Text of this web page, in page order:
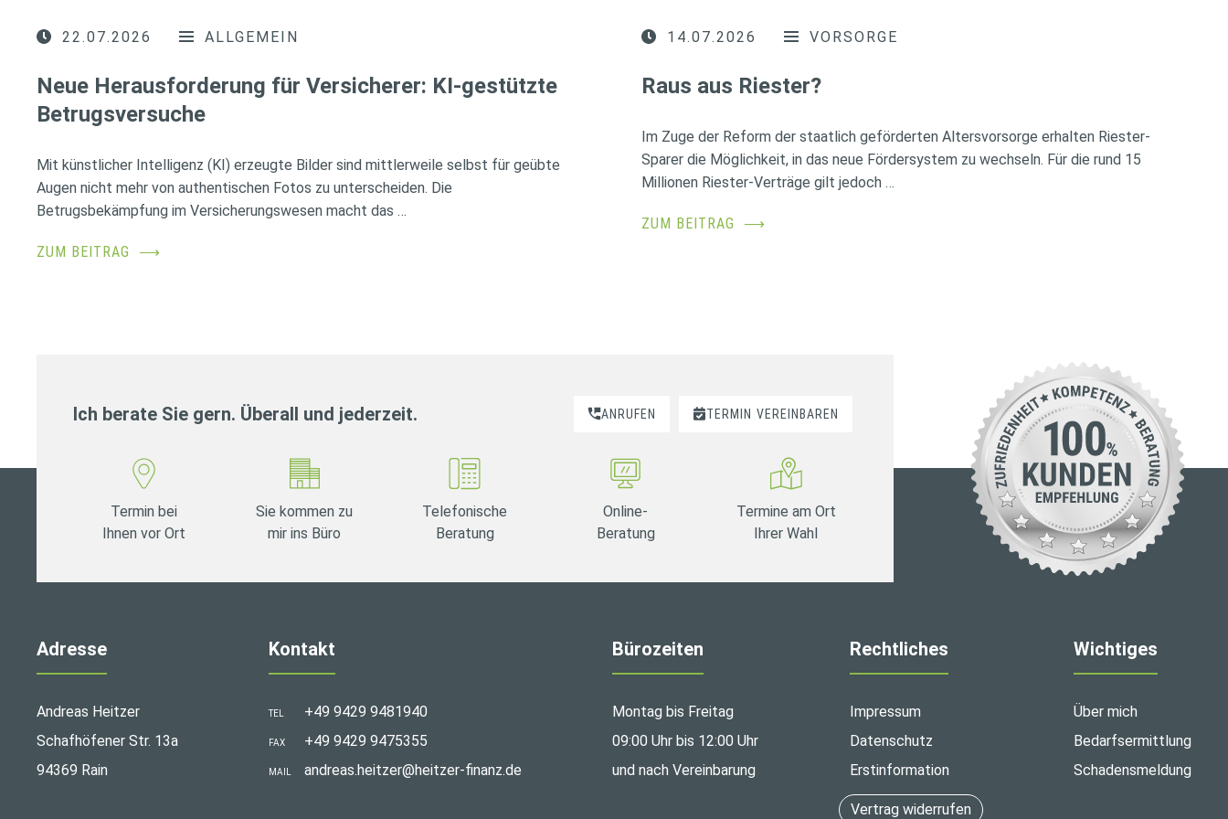
22.07.2026 ALLGEMEIN
Neue Herausforderung für Versicherer: KI-gestützte
Betrugsversuche
Mit künstlicher Intelligenz (KI) erzeugte Bilder sind mittlerweile selbst für geübte
Augen nicht mehr von authentischen Fotos zu unterscheiden. Die
Betrugsbekämpfung im Versicherungswesen macht das …
ZUM BEITRAG ⟶
14.07.2026 VORSORGE
Raus aus Riester?
Im Zuge der Reform der staatlich geförderten Altersvorsorge erhalten Riester-
Sparer die Möglichkeit, in das neue Fördersystem zu wechseln. Für die rund 15
Millionen Riester-Verträge gilt jedoch …
ZUM BEITRAG ⟶
Ich berate Sie gern. Überall und jederzeit. ANRUFEN TERMIN VEREINBAREN
Termin bei
Ihnen vor Ort
Sie kommen zu
mir ins Büro
Telefonische
Beratung
Online-
Beratung
Termine am Ort
Ihrer Wahl
Adresse
Andreas Heitzer
Schafhöfener Str. 13a
94369 Rain
Kontakt
TEL +49 9429 9481940
FAX +49 9429 9475355
MAIL andreas.heitzer@heitzer-finanz.de
Bürozeiten
Montag bis Freitag
09:00 Uhr bis 12:00 Uhr
und nach Vereinbarung
Rechtliches
Impressum
Datenschutz
Erstinformation
Vertrag widerrufen
Wichtiges
Über mich
Bedarfsermittlung
Schadensmeldung